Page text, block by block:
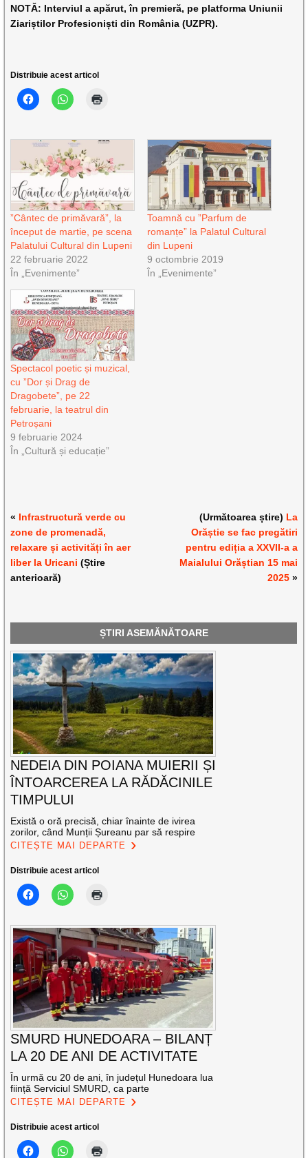
NOTĂ: Interviul a apărut, în premieră, pe platforma Uniunii
Ziariștilor Profesioniști din România (UZPR).
Distribuie acest articol
”Cântec de primăvară”, la
început de martie, pe scena
Palatului Cultural din Lupeni
22 februarie 2022
În „Evenimente”
Toamnă cu ”Parfum de
romanțe” la Palatul Cultural
din Lupeni
9 octombrie 2019
În „Evenimente”
Spectacol poetic și muzical,
cu ”Dor și Drag de
Dragobete”, pe 22
februarie, la teatrul din
Petroșani
9 februarie 2024
În „Cultură și educație”
« Infrastructură verde cu
zone de promenadă,
relaxare și activități în aer
liber la Uricani (Știre
anterioară)
(Următoarea știre) La
Orăștie se fac pregătiri
pentru ediția a XXVII-a a
Maialului Orăștian 15 mai
2025»
ȘTIRI ASEMĂNĂTOARE
NEDEIA DIN POIANA MUIERII ȘI
ÎNTOARCEREA LA RĂDĂCINILE
TIMPULUI
Există o oră precisă, chiar înainte de ivirea
zorilor, când Munții Șureanu par să respire
CITEȘTE MAI DEPARTE
Distribuie acest articol
SMURD HUNEDOARA – BILANȚ
LA 20 DE ANI DE ACTIVITATE
În urmă cu 20 de ani, în județul Hunedoara lua
ființă Serviciul SMURD, ca parte
CITEȘTE MAI DEPARTE
Distribuie acest articol